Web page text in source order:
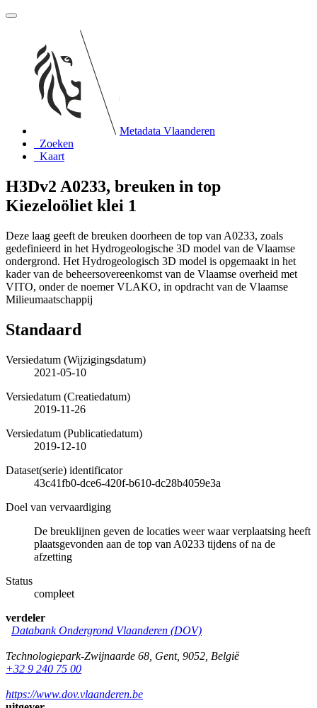
Metadata Vlaanderen
Zoeken
Kaart
H3Dv2 A0233, breuken in top
Kiezeloöliet klei 1
Deze laag geeft de breuken doorheen de top van A0233, zoals
gedefinieerd in het Hydrogeologische 3D model van de Vlaamse
ondergrond. Het Hydrogeologisch 3D model is opgemaakt in het
kader van de beheersovereenkomst van de Vlaamse overheid met
VITO, onder de noemer VLAKO, in opdracht van de Vlaamse
Milieumaatschappij
Standaard
Versiedatum (Wijzigingsdatum)
2021-05-10
Versiedatum (Creatiedatum)
2019-11-26
Versiedatum (Publicatiedatum)
2019-12-10
Dataset(serie) identificator
43c41fb0-dce6-420f-b610-dc28b4059e3a
Doel van vervaardiging
De breuklijnen geven de locaties weer waar verplaatsing heeft
plaatsgevonden aan de top van A0233 tijdens of na de
afzetting
Status
compleet
verdeler
Databank Ondergrond Vlaanderen (DOV)
Technologiepark-Zwijnaarde 68 Gent, 9052 België
+32 9 240 75 00
https://www.dov.vlaanderen.be